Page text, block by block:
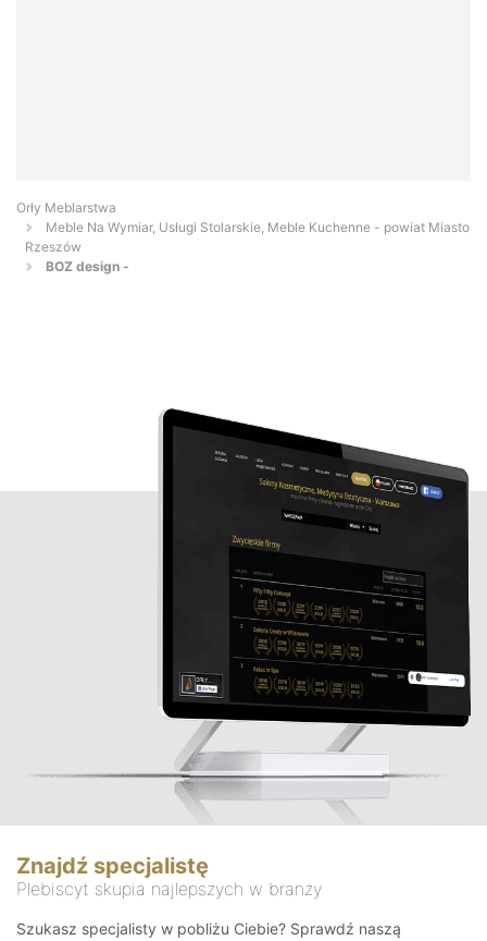
Orły Meblarstwa
Meble Na Wymiar, Usługi Stolarskie, Meble Kuchenne - powiat Miasto
Rzeszów
BOZ design -
Znajdź specjalistę
Plebiscyt skupia najlepszych w branży
Szukasz specjalisty w pobliżu Ciebie? Sprawdź naszą